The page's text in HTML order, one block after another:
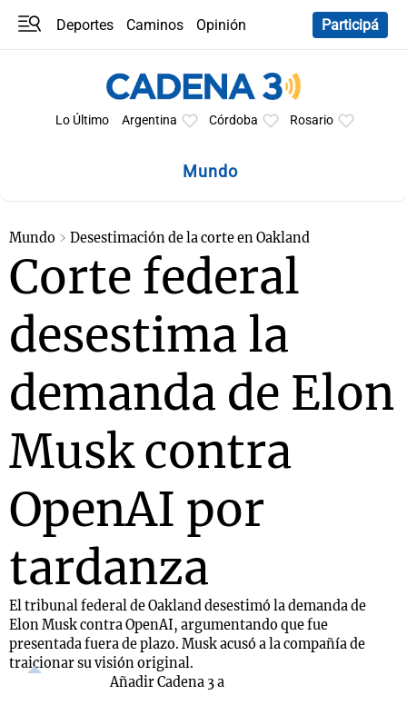
Deportes Caminos
Opinión
Participá
Lo Último Argentina Córdoba Rosario
Mundo
Mundo Desestimación de la corte en Oakland
Corte federal
desestima la
demanda de Elon
Musk contra
OpenAI por
tardanza
El tribunal federal de Oakland desestimó la demanda de
Elon Musk contra OpenAI, argumentando que fue
presentada fuera de plazo. Musk acusó a la compañía de
traicionar su visión original.
Añadir Cadena 3 a